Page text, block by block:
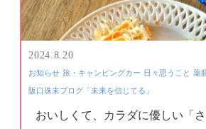
2024.8.20
お知らせ 旅・キャンピングカー 日々思うこと 薬
阪口珠未ブログ「未来を信じてる」
おいしくて、カラダに優しい「さ